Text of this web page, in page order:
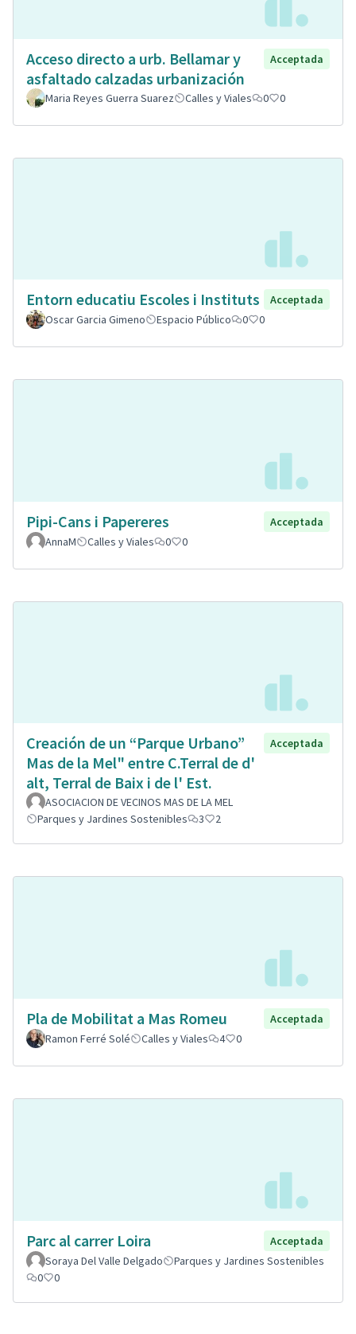
Acceso directo a urb. Bellamar y
asfaltado calzadas urbanización
Acceptada
Maria Reyes Guerra Suarez Calles y Viales 0 0
Entorn educatiu Escoles i Instituts
Acceptada
Oscar Garcia Gimeno
Espacio Público 0 0
Pipi-Cans i Papereres
Acceptada
AnnaM
Calles y Viales 0 0
Creación de un “Parque Urbano”
Mas de la Mel" entre C.Terral de d'
alt, Terral de Baix i de l' Est.
Acceptada
ASOCIACION DE VECINOS MAS DE LA MEL
Parques y Jardines Sostenibles
3 2
Pla de Mobilitat a Mas Romeu
Acceptada
Ramon Ferré Solé
Calles y Viales 4 0
Parc al carrer Loira
Acceptada
Soraya Del Valle Delgado
Parques y Jardines Sostenibles
0
0